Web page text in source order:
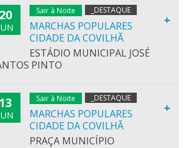
+
20 Sair à Noite _DESTAQUE
MARCHAS POPULARES
CIDADE DA COVILHÃ
ESTÁDIO MUNICIPAL JOSÉ
PINTO
+
13 Sair à Noite _DESTAQUE
MARCHAS POPULARES
CIDADE DA COVILHÃ
PRAÇA MUNICÍPIO